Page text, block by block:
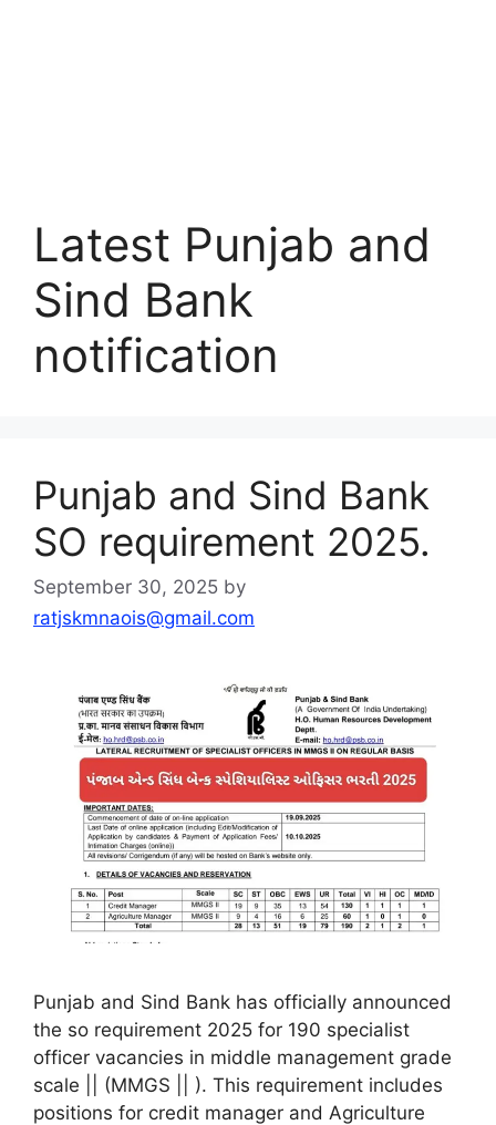
Latest Punjab and
Sind Bank
notification
Punjab and Sind Bank
SO requirement 2025.
September 30, 2025 by
ratjskmnaois@gmail.com
Punjab and Sind Bank has officially announced
the so requirement 2025 for 190 specialist
officer vacancies in middle management grade
scale || (MMGS || ). This requirement includes
positions for credit manager and Agriculture